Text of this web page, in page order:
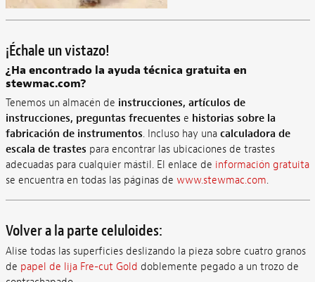
¡Échale un vistazo!
¿Ha encontrado la ayuda técnica gratuita en
stewmac.com?
Tenemos un almacén de instrucciones, artículos de
instrucciones, preguntas frecuentes e historias sobre la
fabricación de instrumentos. Incluso hay una calculadora de
escala de trastes para encontrar las ubicaciones de trastes
adecuadas para cualquier mástil. El enlace de información gratuita
se encuentra en todas las páginas de www.stewmac.com.
Volver a la parte celuloides:
Alise todas las superficies deslizando la pieza sobre cuatro granos
de papel de lija Fre-cut Gold doblemente pegado a un trozo de